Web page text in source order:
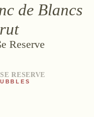
Klima
de Blancs
Reserve
RESERVE